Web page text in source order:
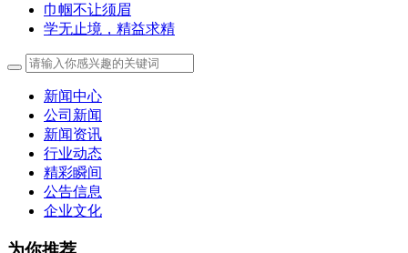
巾帼不让须眉
学无止境，精益求精
新闻中心
公司新闻
新闻资讯
行业动态
精彩瞬间
公告信息
企业文化